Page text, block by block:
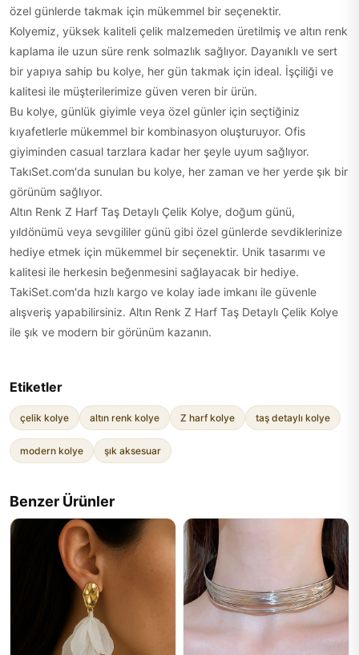
özel günlerde takmak için mükemmel bir seçenektir.
Kolyemiz, yüksek kaliteli çelik malzemeden üretilmiş ve altın renk
kaplama ile uzun süre renk solmazlık sağlıyor. Dayanıklı ve sert
bir yapıya sahip bu kolye, her gün takmak için ideal. İşçiliği ve
kalitesi ile müşterilerimize güven veren bir ürün.
Bu kolye, günlük giyimle veya özel günler için seçtiğiniz
kıyafetlerle mükemmel bir kombinasyon oluşturuyor. Ofis
giyiminden casual tarzlara kadar her şeyle uyum sağlıyor.
TakıSet.com'da sunulan bu kolye, her zaman ve her yerde şık bir
görünüm sağlıyor.
Altın Renk Z Harf Taş Detaylı Çelik Kolye, doğum günü,
yıldönümü veya sevgililer günü gibi özel günlerde sevdiklerinize
hediye etmek için mükemmel bir seçenektir. Unik tasarımı ve
kalitesi ile herkesin beğenmesini sağlayacak bir hediye.
TakiSet.com'da hızlı kargo ve kolay iade imkanı ile güvenle
alışveriş yapabilirsiniz. Altın Renk Z Harf Taş Detaylı Çelik Kolye
ile şık ve modern bir görünüm kazanın.
Etiketler
çelik kolye altın renk kolye Z harf kolye taş detaylı kolye
modern kolye şık aksesuar
Benzer Ürünler